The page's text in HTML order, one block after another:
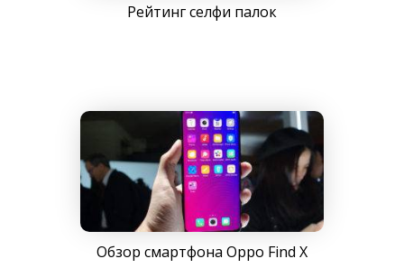
Рейтинг селфи палок
Обзор смартфона Oppo Find X